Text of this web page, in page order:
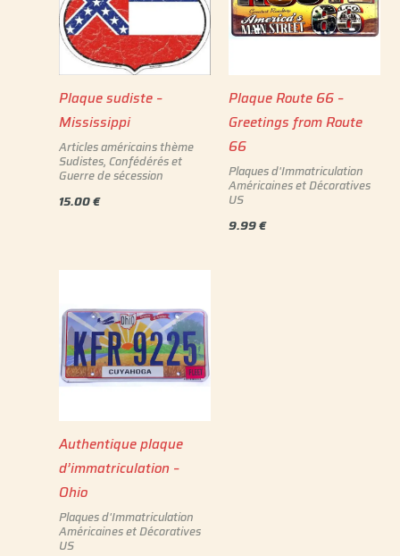
Plaque sudiste –
Mississippi
Articles américains thème
Sudistes, Confédérés et
Guerre de sécession
15.00€
Plaque Route 66 –
Greetings from Route
66
Plaques d'Immatriculation
Américaines et Décoratives
US
9.99€
Authentique plaque
d’immatriculation –
Ohio
Plaques d'Immatriculation
Américaines et Décoratives
US